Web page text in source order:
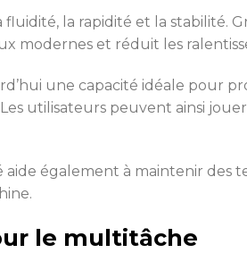
la rapidité et la stabilité.
modernes et réduit les
une capacité idéale
utilisateurs peuvent ainsi
également à maintenir des
le multitâche